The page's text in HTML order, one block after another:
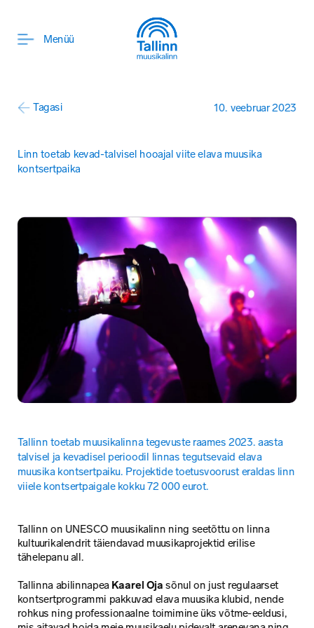
Menüü
10. veebruar 2023
Tagasi
Linn toetab kevad-talvisel hooajal viite elava muusika
kontsertpaika
Tallinn toetab muusikalinna tegevuste raames 2023. aasta
talvisel ja kevadisel perioodil linnas tegutsevaid elava
muusika kontsertpaiku. Projektide toetusvoorust eraldas linn
viiele kontsertpaigale kokku 72 000 eurot.
Tallinn on UNESCO muusikalinn ning seetõttu on linna
kultuurikalendrit täiendavad muusikaprojektid erilise
tähelepanu all.
Tallinna abilinnapea Kaarel Oja sõnul on just regulaarset
kontsertprogrammi pakkuvad elava muusika klubid, nende
rohkus ning professionaalne toimimine üks võtme-eeldusi,